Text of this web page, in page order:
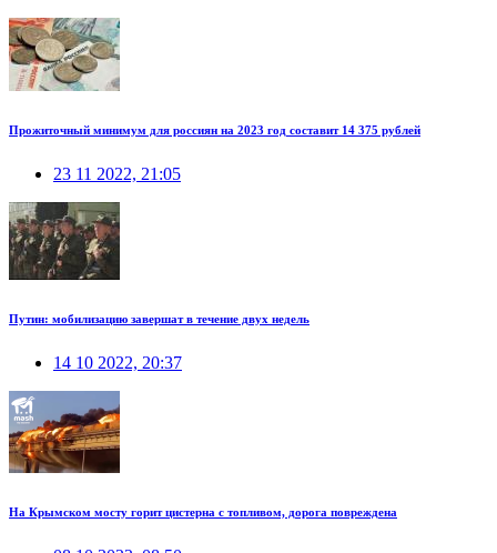
Прожиточный минимум для россиян на 2023 год составит 14 375 рублей
23 11 2022, 21:05
Путин: мобилизацию завершат в течение двух недель
14 10 2022, 20:37
На Крымском мосту горит цистерна с топливом, дорога повреждена